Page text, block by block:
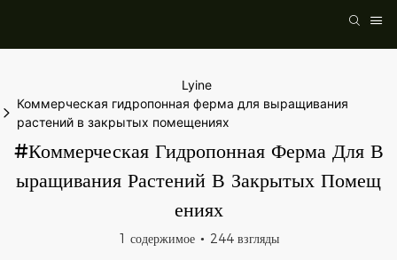
Lyine
Коммерческая гидропонная ферма для выращивания
растений в закрытых помещениях
#Коммерческая Гидропонная Ферма Для В
Ыращивания Растений В Закрытых Помещ
Ениях
1 содержимое 244 взгляды